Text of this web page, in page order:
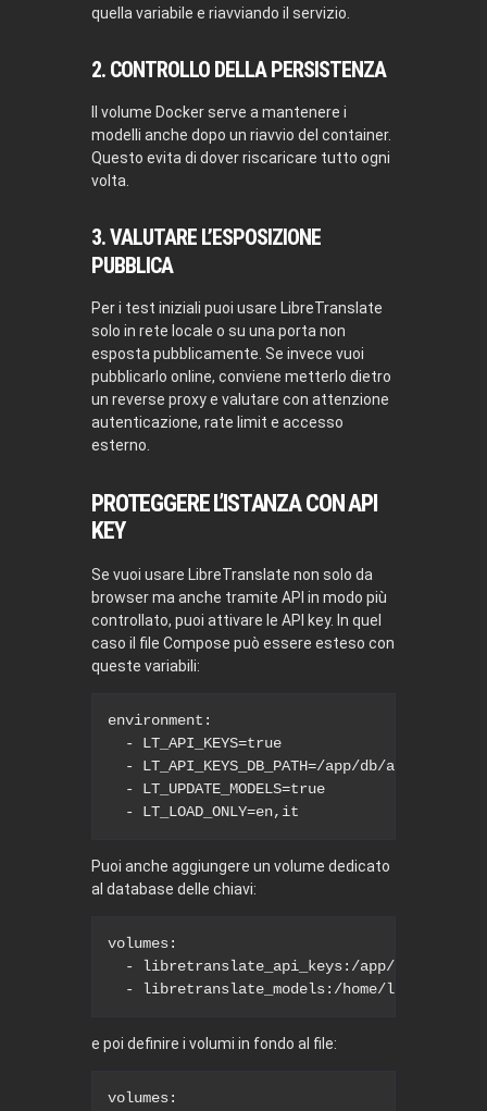
quella variabile e riavviando il servizio.
2. CONTROLLO DELLA PERSISTENZA
Il volume Docker serve a mantenere i
modelli anche dopo un riavvio del container.
Questo evita di dover riscaricare tutto ogni
volta.
3. VALUTARE L’ESPOSIZIONE
PUBBLICA
Per i test iniziali puoi usare LibreTranslate
solo in rete locale o su una porta non
esposta pubblicamente. Se invece vuoi
pubblicarlo online, conviene metterlo dietro
un reverse proxy e valutare con attenzione
autenticazione, rate limit e accesso
esterno.
PROTEGGERE L’ISTANZA CON API
KEY
Se vuoi usare LibreTranslate non solo da
browser ma anche tramite API in modo più
controllato, puoi attivare le API key. In quel
caso il file Compose può essere esteso con
queste variabili:
environment:
  - LT_API_KEYS=true
  - LT_API_KEYS_DB_PATH=/app/db/api_keys.db
  - LT_UPDATE_MODELS=true
  - LT_LOAD_ONLY=en,it
Puoi anche aggiungere un volume dedicato
al database delle chiavi:
volumes:
  - libretranslate_api_keys:/app/db
- libretranslate_models:/home/
e poi definire i volumi in fondo al file:
volumes: